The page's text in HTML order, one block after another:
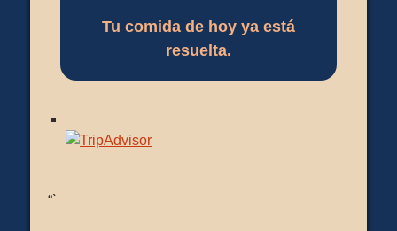
Tu comida de hoy ya está
resuelta.
“`